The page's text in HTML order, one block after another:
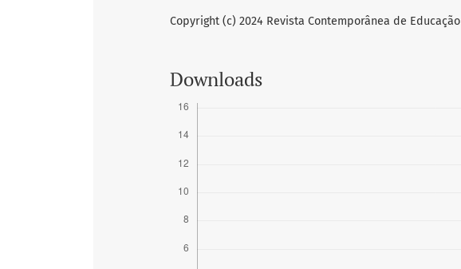
Copyright (c) 2024 Revista Contemporânea de Educação
Downloads